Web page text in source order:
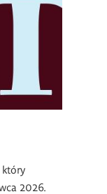
który
2026.